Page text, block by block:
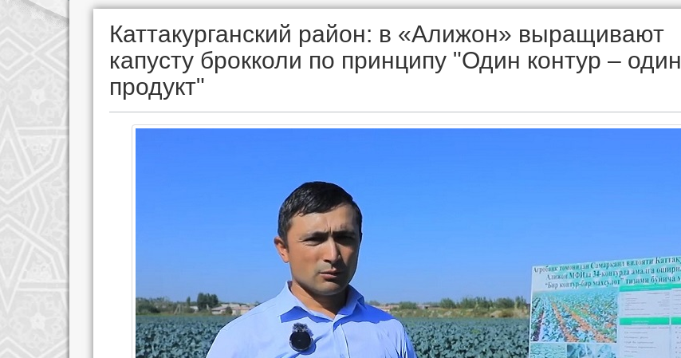
Каттакурганский район: в «Алижон» выращивают
капусту брокколи по принципу "Один контур – один
продукт"